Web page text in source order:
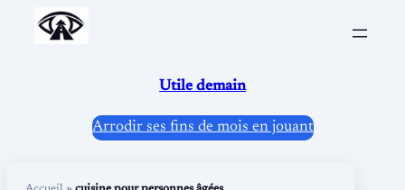
Aller
Utile demain
Arrodir ses fins de mois en jouant